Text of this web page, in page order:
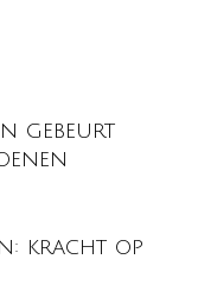
gebeurt
kracht op